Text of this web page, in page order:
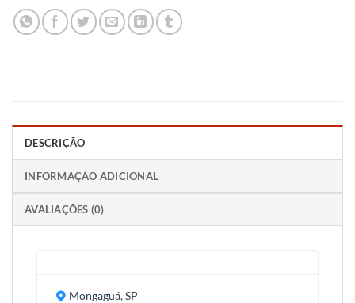
DESCRIÇÃO
INFORMAÇÃO ADICIONAL
AVALIAÇÕES (0)
Mongaguá, SP